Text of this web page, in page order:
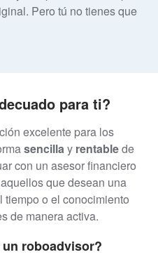
Pero tú no tienes que
para ti?
excelente para los
sencillay rentablede
con un asesor financiero
que desean una
tiempo o el conocimiento
de manera activa.
roboadvisor?